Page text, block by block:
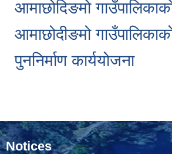
आमाछोदिङमो
आमाछोदीङमो
पुननिर्माण कार्ययोजना
Notices